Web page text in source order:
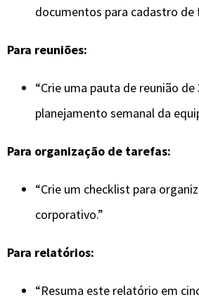
documentos para cadastro de
Para reuniões:
“Crie uma pauta de reunião
planejamento semanal da
Para organização de tarefas:
“Crie um checklist para
corporativo.”
Para relatórios:
“Resuma este relatório em